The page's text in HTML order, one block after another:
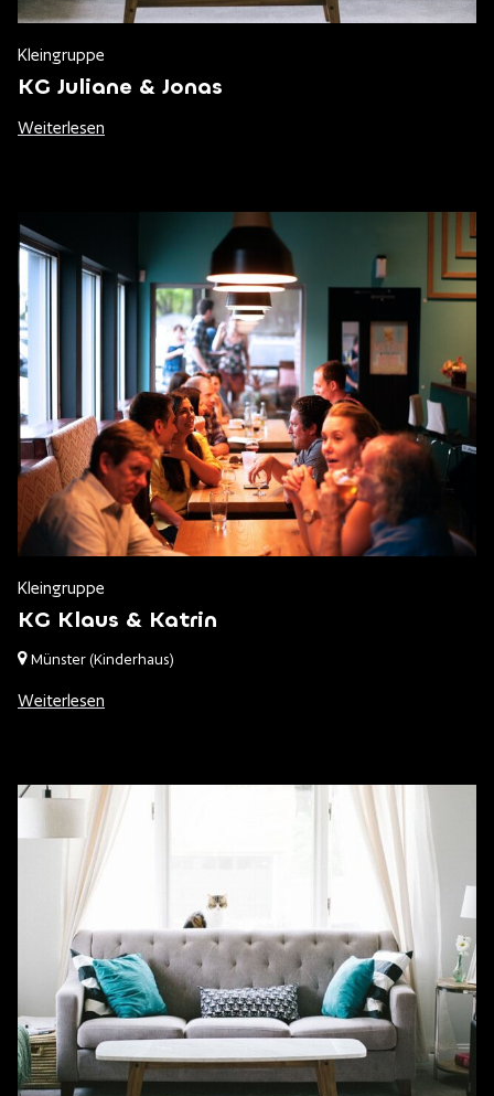
Kleingruppe
KG Juliane & Jonas
Weiterlesen
Kleingruppe
KG Klaus & Katrin
Münster (Kinderhaus)
Weiterlesen